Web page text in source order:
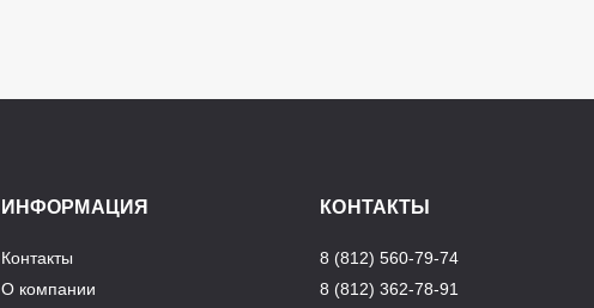
ИНФОРМАЦИЯ
Контакты
О компании
КОНТАКТЫ
8 (812) 560-79-74
8 (812) 362-78-91